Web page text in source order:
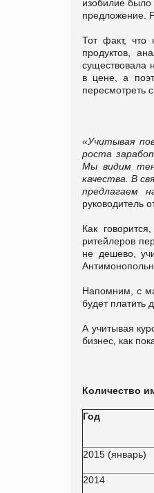
изобилие было
предложение.
Тот факт, что
продуктов,
существовала
в цене, а
пересмотреть
«Учитывая
роста
Мы видим
качества. В
предлагаем
руководитель
Как
ритейлеров
не дешево,
Напомним, с
будет платить
А учитывая
бизнес, как
Количество
Год
2015 (январь)
2014